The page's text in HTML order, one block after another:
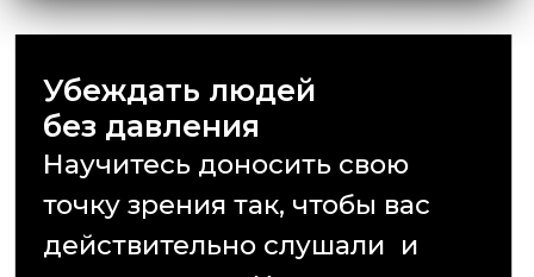
Аргументировать
свои решения
Разовьёте критическое